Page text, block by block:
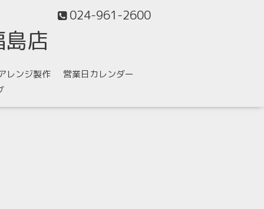
024-961-2600
店
レンジ製作
営業日カレンダー